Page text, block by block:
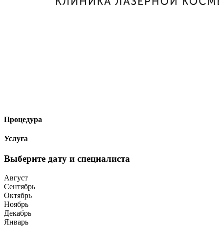
Процедура
Услуга
Выберите дату и специалиста
Август
Сентябрь
Октябрь
Ноябрь
Декабрь
Январь